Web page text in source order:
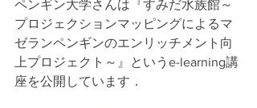
ペンギン大学さんは『すみだ水族館～
プロジェクションマッピングによるマ
ゼランペンギンのエンリッチメント向
上プロジェクト～』というe-learning講
座を公開しています．